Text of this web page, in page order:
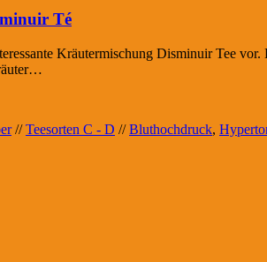
Té
Kräutermischung Disminuir Tee
// Teesorten C - D // Bluthochdruck,